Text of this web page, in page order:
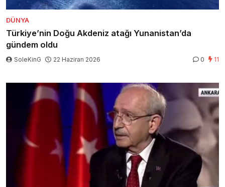
DÜNYA
Türkiye’nin Doğu Akdeniz atağı Yunanistan’da
gündem oldu
SoleKinG 22 Haziran 2026 0 11